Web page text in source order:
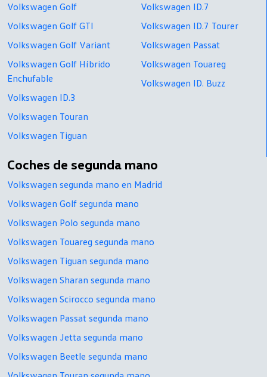
Volkswagen Golf
Volkswagen Golf GTI
Volkswagen Golf Variant
Volkswagen Golf Híbrido
Enchufable
Volkswagen ID.3
Volkswagen Touran
Volkswagen Tiguan
Volkswagen ID.7
Volkswagen ID.7 Tourer
Volkswagen Passat
Volkswagen Touareg
Volkswagen ID. Buzz
Coches de segunda mano
Volkswagen segunda mano en Madrid
Volkswagen Golf segunda mano
Volkswagen Polo segunda mano
Volkswagen Touareg segunda mano
Volkswagen Tiguan segunda mano
Volkswagen Sharan segunda mano
Volkswagen Scirocco segunda mano
Volkswagen Passat segunda mano
Volkswagen Jetta segunda mano
Volkswagen Beetle segunda mano